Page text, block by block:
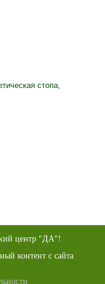
стопа,
центр "ДА"!
контент с сайта